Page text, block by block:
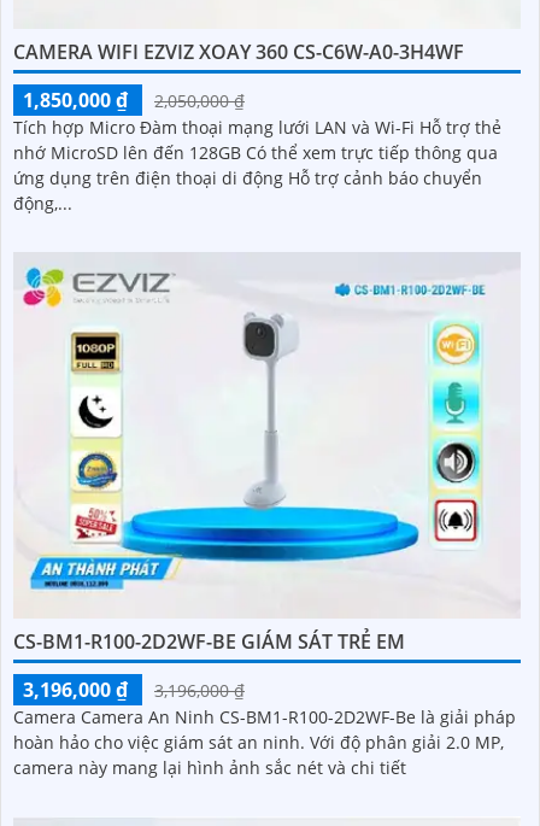
CAMERA WIFI EZVIZ XOAY 360 CS-C6W-A0-3H4WF
1,850,000 ₫
2,050,000 ₫
Tích hợp Micro Đàm thoại mạng lưới LAN và Wi-Fi Hỗ trợ thẻ
nhớ MicroSD lên đến 128GB Có thể xem trực tiếp thông qua
ứng dụng trên điện thoại di động Hỗ trợ cảnh báo chuyển
động,...
CS-BM1-R100-2D2WF-BE GIÁM SÁT TRẺ EM
3,196,000 ₫
3,196,000 ₫
Camera Camera An Ninh CS-BM1-R100-2D2WF-Be là giải pháp
hoàn hảo cho việc giám sát an ninh. Với độ phân giải 2.0 MP,
camera này mang lại hình ảnh sắc nét và chi tiết